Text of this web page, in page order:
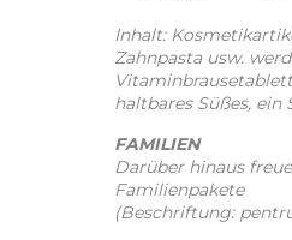
Inhalt:
Zahnpasta usw.
haltbares Süßes, ein
FAMILIEN
Darüber hinaus
Familienpakete
(Beschriftung: